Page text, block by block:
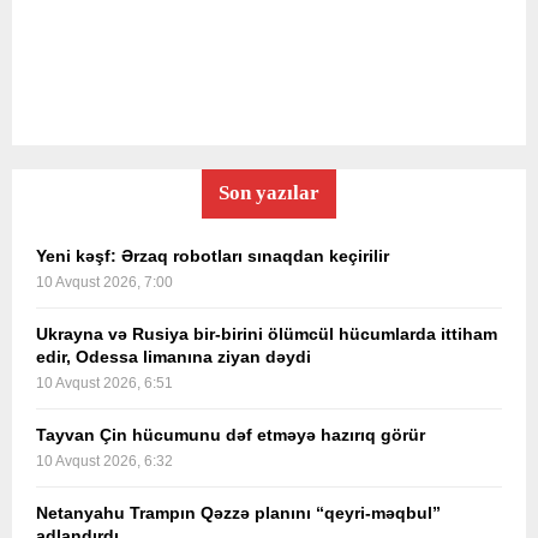
Son yazılar
Yeni kəşf: Ərzaq robotları sınaqdan keçirilir
10 Avqust 2026, 7:00
Ukrayna və Rusiya bir-birini ölümcül hücumlarda ittiham
edir, Odessa limanına ziyan dəydi
10 Avqust 2026, 6:51
Tayvan Çin hücumunu dəf etməyə hazırıq görür
10 Avqust 2026, 6:32
Netanyahu Trampın Qəzzə planını “qeyri-məqbul”